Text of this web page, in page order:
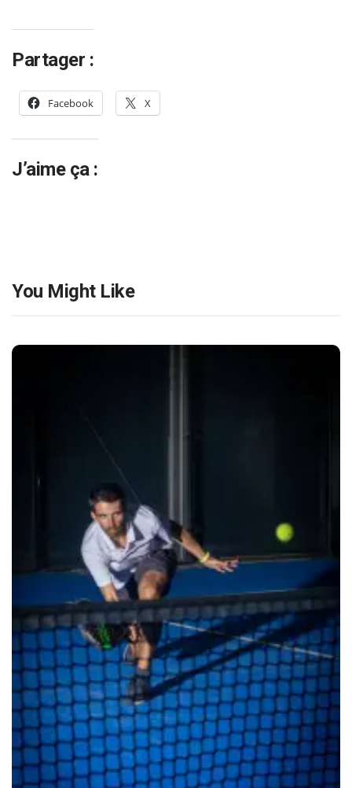
Partager :
Facebook X
J’aime ça :
You Might Like